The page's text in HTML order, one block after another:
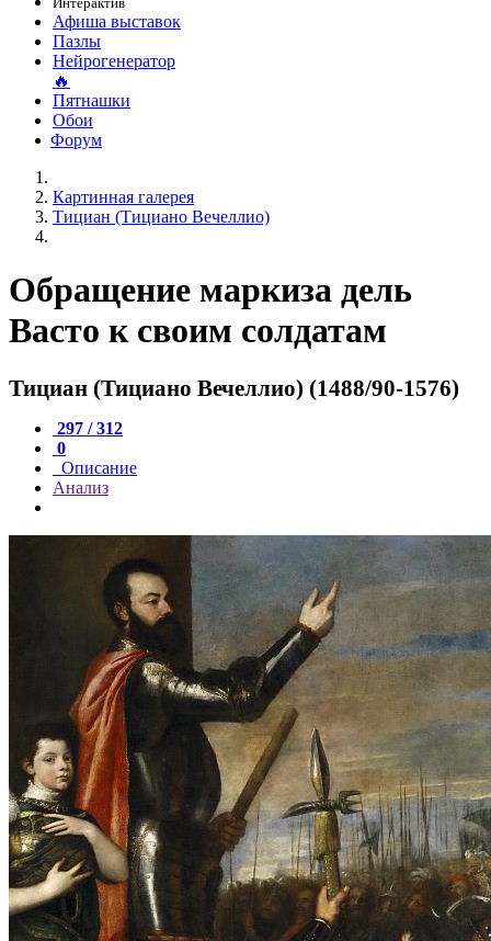
Афиша выставок
Пазлы
Нейрогенератор
🔥
Пятнашки
Обои
Форум
Картинная галерея
Тициан (Тициано Вечеллио)
Обращение маркиза дель
Васто к своим солдатам
Тициан (Тициано Вечеллио) (1488/90-1576)
297 / 312
0
Описание
Анализ